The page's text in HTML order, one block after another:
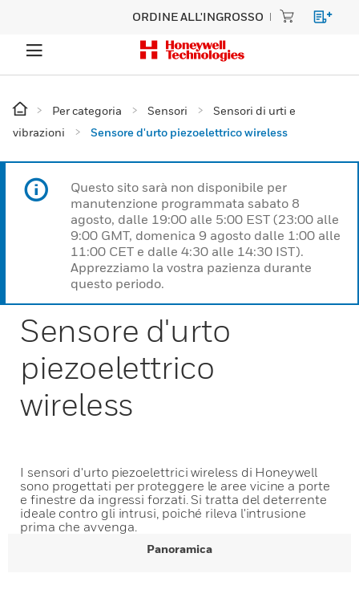
ORDINE ALL'INGROSSO
Per categoria Sensori
Sensori di urti e
vibrazioni
Sensore d'urto piezoelettrico wireless
Questo sito sarà non disponibile per
manutenzione programmata sabato 8
agosto, dalle 19:00 alle 5:00 EST (23:00 alle
9:00 GMT, domenica 9 agosto dalle 1:00 alle
11:00 CET e dalle 4:30 alle 14:30 IST).
Apprezziamo la vostra pazienza durante
questo periodo.
Sensore d'urto
piezoelettrico
wireless
I sensori d'urto piezoelettrici wireless di Honeywell
sono progettati per proteggere le aree vicine a porte
e finestre da ingressi forzati. Si tratta del deterrente
ideale contro gli intrusi, poiché rileva l'intrusione
prima che avvenga.
Panoramica